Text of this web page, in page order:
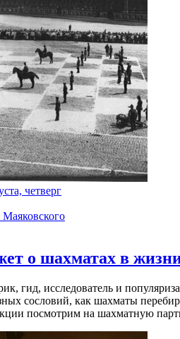
четверг
о шахматах в
гид, исследователь и
сословий, как шахматы
посмотрим на шахматную